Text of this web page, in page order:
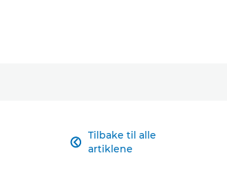
Tilbake til alle
artiklene
